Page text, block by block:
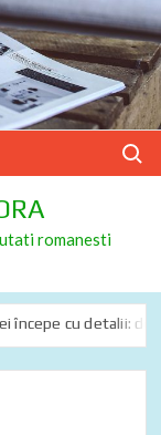
romanesti
cu detalii: de